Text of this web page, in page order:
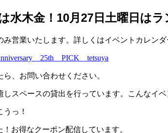
水木金！10月27日土曜日は
み営業いたします。詳しくはイベントカレン
25th PICK tetsuya
、お問い合わせください。
しスペースの貸出を行っています。こんなイ
っ！
お得なクーポン配信しています。